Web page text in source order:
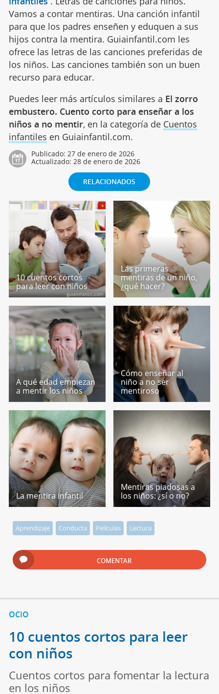
Vamos a contar mentiras. Una canción infantil
para que los padres enseñen y eduquen a sus
hijos contra la mentira. Guiainfantil.com les
ofrece las letras de las canciones preferidas de
los niños. Las canciones también son un buen
recurso para educar.
Puedes leer más artículos similares a El zorro
embustero. Cuento corto para enseñar a los
niños a no mentir, en la categoría de Cuentos
infantiles en Guiainfantil.com.
Publicado: 27 de enero de 2026
Actualizado: 28 de enero de 2026
RELACIONADOS
10 cuentos cortos
para leer con niños
Las primeras
mentiras de un niño,
¿qué hacer?
A qué edad empiezan
a mentir los niños
Cómo enseñar al
niño a no ser
mentiroso
La mentira infantil
Mentiras piadosas a
los niños: ¿sí o no?
Aprendizaje Conducta Películas Lectura
COMENTAR
OCIO
10 cuentos cortos para leer
con niños
Cuentos cortos para fomentar la lectura
en los niños